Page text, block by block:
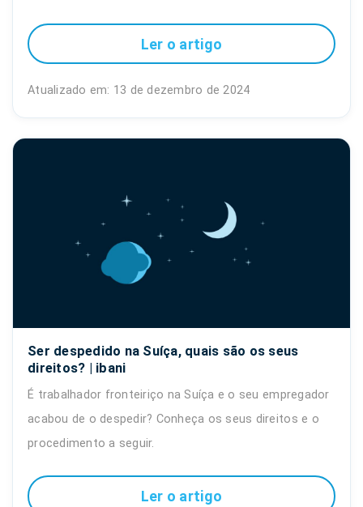
Ler o artigo
Atualizado em: 13 de dezembro de 2024
Ser despedido na Suíça, quais são os seus
direitos? | ibani
É trabalhador fronteiriço na Suíça e o seu empregador
acabou de o despedir? Conheça os seus direitos e o
procedimento a seguir.
Ler o artigo